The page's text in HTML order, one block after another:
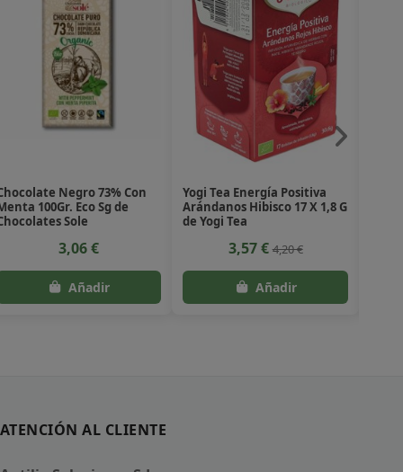
Negro 73% Con
100Gr. Eco Sg de
Sole
3,06 €
Yogi Tea Energía Positiva
Arándanos Hibisco 17 X 1,8 G
de Yogi Tea
3,57 €4,20 €
ATENCIÓN AL CLIENTE